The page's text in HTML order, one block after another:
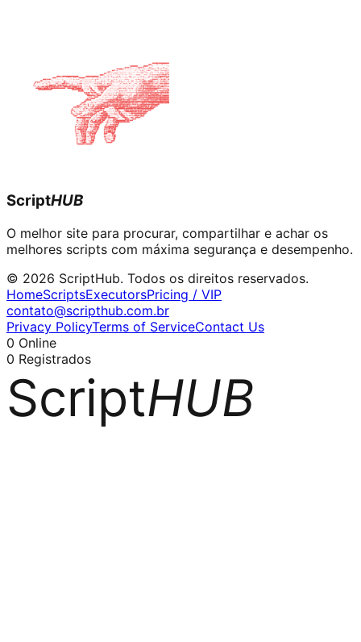
ScriptHUB
O melhor site para procurar, compartilhar e achar os
melhores scripts com máxima segurança e desempenho.
© 2026 ScriptHub. Todos os direitos reservados.
HomeScriptsExecutorsPricing / VIP
contato@scripthub.com.br
Privacy PolicyTerms of ServiceContact Us
0 Online
0 Registrados
ScriptHUB